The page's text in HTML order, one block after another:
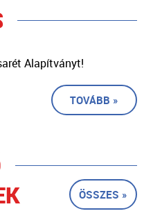
Alapítványt!
TOVÁBB »
ÖSSZES »